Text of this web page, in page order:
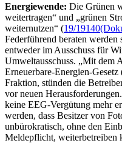
Energiewende: Die Grünen
weitertragen“ und „grünen
weiternutzen“ (19/19140
Federführend beraten
entweder im Ausschuss für
Umweltausschuss. „Mit dem
Erneuerbare-Energien-
Fraktion, stünden die
vor neuen
keine EEG-Vergütung mehr
werden, dass Besitzer von
unbürokratisch, ohne den
Meldepflicht, weiterbetreiben